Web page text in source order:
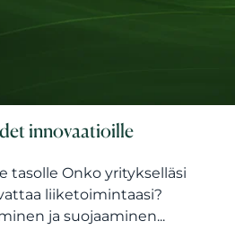
innovaatioille
tasolle Onko yritykselläsi
liiketoimintaasi?
ja suojaaminen...